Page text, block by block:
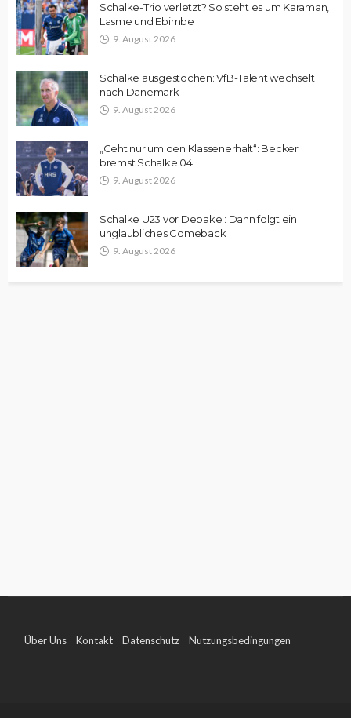
Schalke-Trio verletzt? So steht es um Karaman,
Lasme und Ebimbe
9. August 2026
Schalke ausgestochen: VfB-Talent wechselt
nach Dänemark
9. August 2026
„Geht nur um den Klassenerhalt“: Becker
bremst Schalke 04
9. August 2026
Schalke U23 vor Debakel: Dann folgt ein
unglaubliches Comeback
9. August 2026
Über Uns Kontakt Datenschutz Nutzungsbedingungen